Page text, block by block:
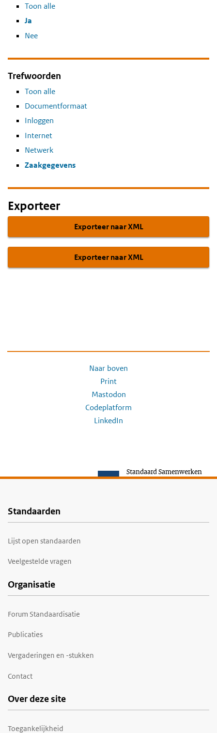
Toon alle
Ja
Nee
Trefwoorden
Toon alle
Documentformaat
Inloggen
Internet
Netwerk
Zaakgegevens
Exporteer
Exporteer naar XML
Exporteer naar XML
Naar boven
Print
Mastodon
Codeplatform
LinkedIn
Standaard Samenwerken
Voet
Standaarden
Lijst open standaarden
Veelgestelde vragen
Organisatie
Forum Standaardisatie
Publicaties
Vergaderingen en -stukken
Contact
Over deze site
Toegankelijkheid